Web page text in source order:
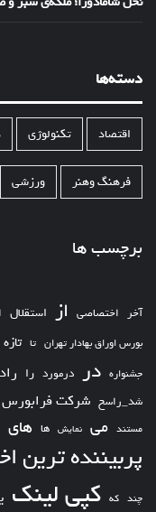
دسته‌ها
اقتصاد تکنولوژی
فرهنگ وهنر ورزشی
برچسب ها
آخر اختصاصی از استقلال
بورس اوراق بهادار تهران تا تازه
جشنواره در درمورد را
شد_راسخ شرکت فرابورس
مستند می نمایش ها های
پربیننده ترین
چند که کپی لینک